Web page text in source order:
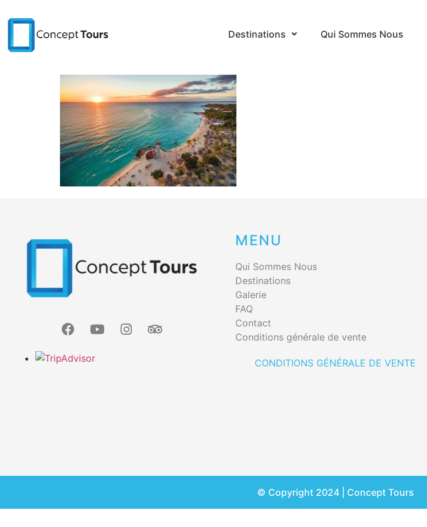
Destinations Qui Sommes Nous
MENU
Qui Sommes Nous
Destinations
Galerie
FAQ
Contact
Conditions générale de vente
CONDITIONS GÉNÉRALE DE VENTE
© Copyright 2024 | Concept Tours